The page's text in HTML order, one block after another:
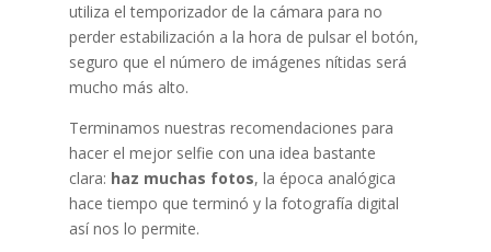
utiliza el temporizador de la cámara para no
perder estabilización a la hora de pulsar el botón,
seguro que el número de imágenes nítidas será
mucho más alto.
Terminamos nuestras recomendaciones para
hacer el mejor selfie con una idea bastante
clara: haz muchas fotos, la época analógica
hace tiempo que terminó y la fotografía digital
así nos lo permite.